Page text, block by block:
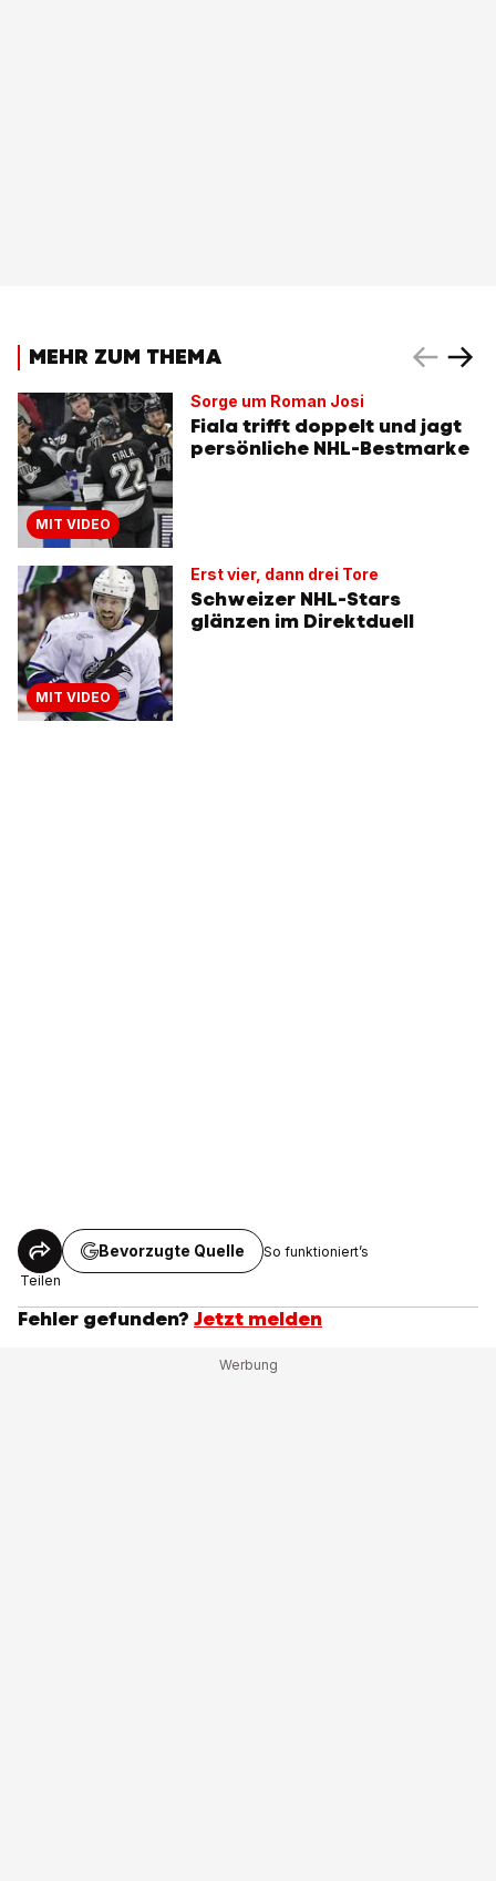
MEHR ZUM THEMA
MIT VIDEO
Sorge um Roman Josi
Fiala trifft doppelt und jagt
persönliche NHL-Bestmarke
MIT VIDEO
Erst vier, dann drei Tore
Schweizer NHL-Stars
glänzen im Direktduell
Teilen
Bevorzugte Quelle So funktioniert’s
Fehler gefunden? Jetzt melden